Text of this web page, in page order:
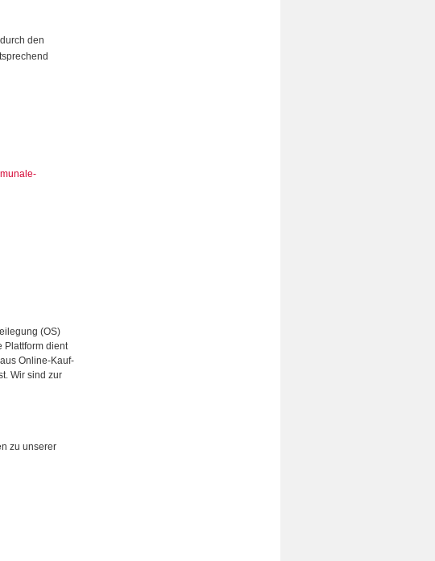
den
(OS)
Plattform dient
Online-Kauf-
Wir sind zur
zu unserer